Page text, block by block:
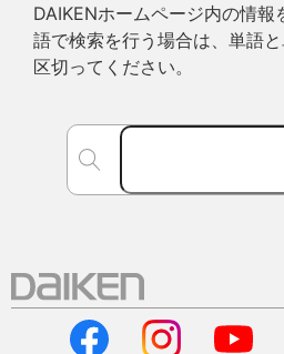
DAIKENホームページ内の情報
語で検索を行う場合は、単語
区切ってください。